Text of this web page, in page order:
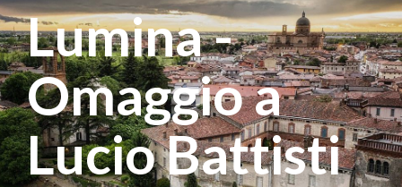
contenuto
principale
Lumina -
Omaggio a
Lucio Battisti